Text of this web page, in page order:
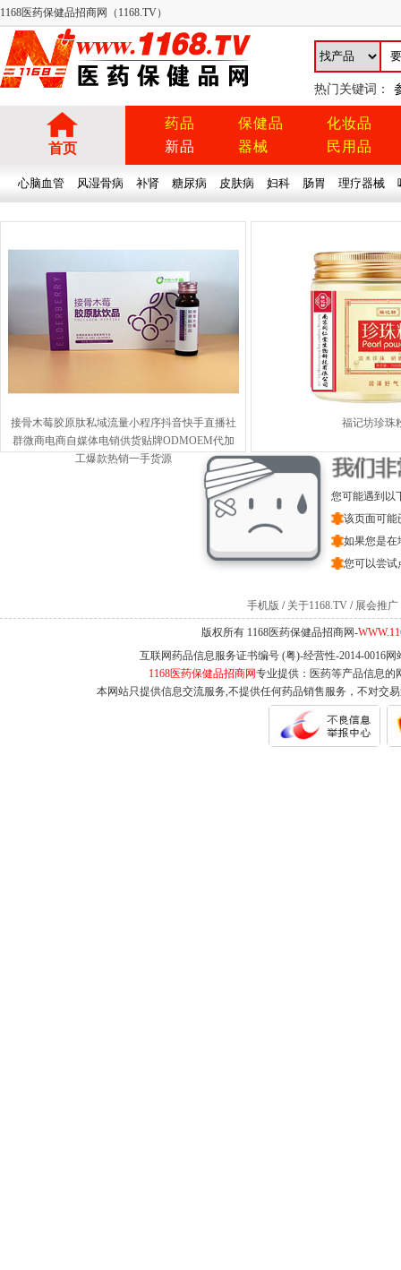
1168医药保健品招商网（1168.TV）
热门关键词：
首页
药品
新品
保健品
器械
化妆品
民用品
心脑血管 风湿骨病 补肾 糖尿病 皮肤病 妇科 肠胃 理疗器械
接骨木莓胶原肽私域流量小程序抖音快手直播社
群微商电商自媒体电销供货贴牌ODMOEM代加
工爆款热销一手货源
福记坊珍珠
您可能遇到以
该页面可能
如果您是在
您可以尝试
手机版 / 关于1168.TV / 展会推广
版权所有 1168医药保健品招商网-
互联网药品信息服务证书编号 (粤)-经营性-2014-0016
1168医药保健品招商网专业提供：医药等产品信息的
本网站只提供信息交流服务,不提供任何药品销售服务，不对交